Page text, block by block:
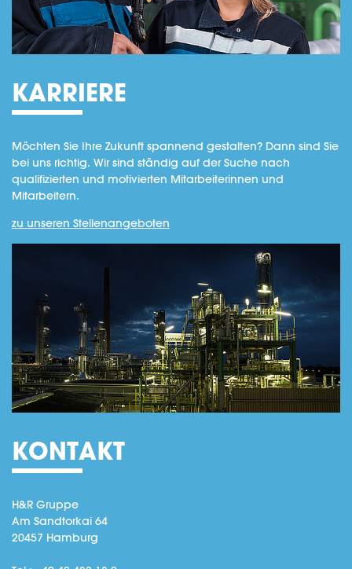
KARRIERE
Möchten Sie Ihre Zukunft spannend gestalten? Dann sind Sie
bei uns richtig. Wir sind ständig auf der Suche nach
qualifizierten und motivierten Mitarbeiterinnen und
Mitarbeitern.
zu unseren Stellenangeboten
KONTAKT
H&R Gruppe
Am Sandtorkai 64
20457 Hamburg